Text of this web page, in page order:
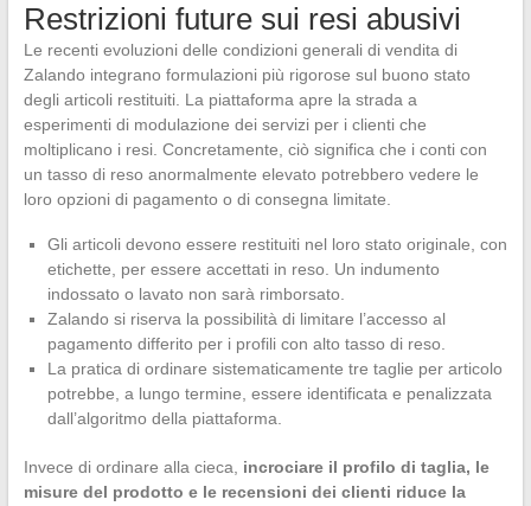
Restrizioni future sui resi abusivi
Le recenti evoluzioni delle condizioni generali di vendita di
Zalando integrano formulazioni più rigorose sul buono stato
degli articoli restituiti. La piattaforma apre la strada a
esperimenti di modulazione dei servizi per i clienti che
moltiplicano i resi. Concretamente, ciò significa che i conti con
un tasso di reso anormalmente elevato potrebbero vedere le
loro opzioni di pagamento o di consegna limitate.
Gli articoli devono essere restituiti nel loro stato originale, con
etichette, per essere accettati in reso. Un indumento
indossato o lavato non sarà rimborsato.
Zalando si riserva la possibilità di limitare l’accesso al
pagamento differito per i profili con alto tasso di reso.
La pratica di ordinare sistematicamente tre taglie per articolo
potrebbe, a lungo termine, essere identificata e penalizzata
dall’algoritmo della piattaforma.
Invece di ordinare alla cieca, incrociare il profilo di taglia, le
misure del prodotto e le recensioni dei clienti riduce la